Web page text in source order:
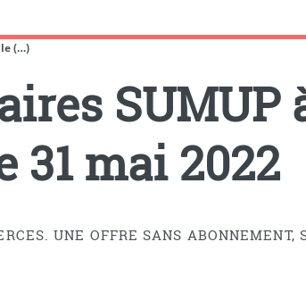
(…)
SUMUP
mai 2022
UNE OFFRE SANS